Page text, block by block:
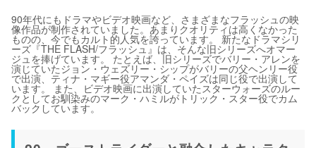
90年代にもドラマやビデオ映画など、さまざまなフラッシュの映
像作品が制作されていました。あまりクオリティは高くなかった
ものの、今でもカルト的人気を誇っています。 新たなドラマシリ
ーズ『THE FLASH/フラッシュ』は、そんな旧シリーズへオマー
ジュを捧げています。 たとえば、旧シリーズでバリー・アレンを
演じていたジョン・ウェズリー・シップがバリーの父ヘンリー役
で出演、ティナ・マギー役アマンダ・ペイズは同じ役で出演して
います。 また、ビデオ映画に出演していたスターウォーズのルー
クとしてお馴染みのマーク・ハミルがトリック・スター役でカム
バックしています。